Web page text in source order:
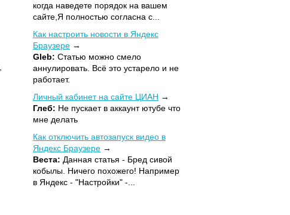
когда наведете порядок на вашем
сайте,Я полностью согласна с...
Как настроить новости в Яндекс
Браузере
Gleb: Статью можно смело
аннулировать. Всё это устарело и не
работает.
Личный кабинет на сайте ЦИАН
Глеб: Не пускает в аккаунт ютубе что
мне делать
Как отключить автозапуск видео в
Яндекс Браузере
Веста: Данная статья - Бред сивой
кобылы. Ничего похожего! Например
в Яндекс - "Настройки" -...